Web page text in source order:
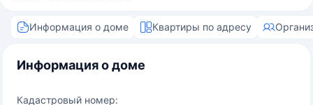
Информация о доме Квартиры по адресу
Информация о доме
Кадастровый номер: